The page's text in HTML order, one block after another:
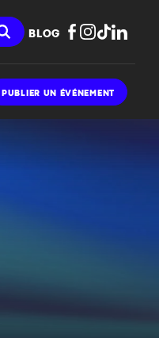
BLOG
PUBLIER UN ÉVÉNEMENT